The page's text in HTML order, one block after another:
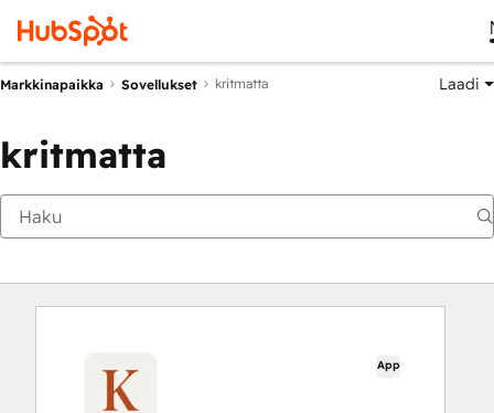
Markkinapaikka Sovellukset kritmatta Laadi
kritmatta
App